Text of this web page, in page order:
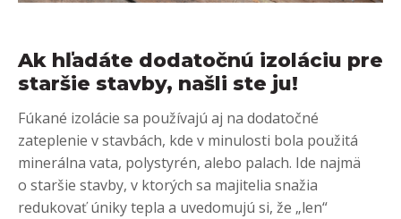
Ak hľadáte dodatočnú izoláciu pre
staršie stavby, našli ste ju!
Fúkané izolácie sa používajú aj na dodatočné
zateplenie v stavbách, kde v minulosti bola použitá
minerálna vata, polystyrén, alebo palach. Ide najmä
o staršie stavby, v ktorých sa majitelia snažia
redukovať úniky tepla a uvedomujú si, že „len“